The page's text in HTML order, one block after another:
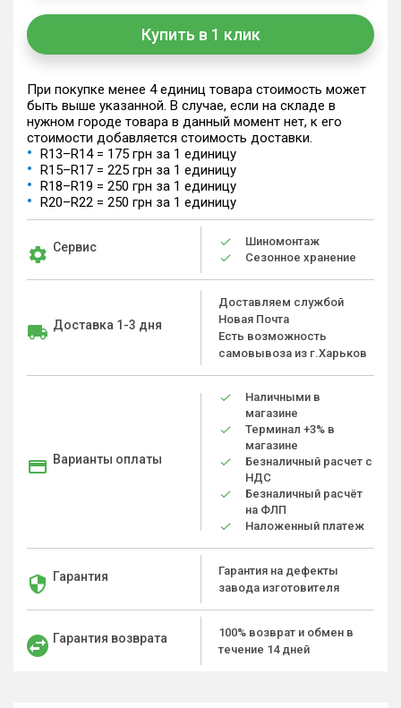
Купить в 1 клик
При покупке менее 4 единиц товара стоимость может
быть выше указанной. В случае, если на складе в
нужном городе товара в данный момент нет, к его
стоимости добавляется стоимость доставки.
R13–R14 = 175 грн за 1 единицу
R15–R17 = 225 грн за 1 единицу
R18–R19 = 250 грн за 1 единицу
R20–R22 = 250 грн за 1 единицу
Сервис
Шиномонтаж
Сезонное хранение
Доставка 1-3 дня
Доставляем службой
Новая Почта
Есть возможность
самовывоза из г.Харьков
Варианты оплаты
Наличными в
магазине
Терминал +3% в
магазине
Безналичный расчет с
НДС
Безналичный расчёт
на ФЛП
Наложенный платеж
Гарантия
Гарантия на дефекты
завода изготовителя
Гарантия возврата
100% возврат и обмен в
течение 14 дней